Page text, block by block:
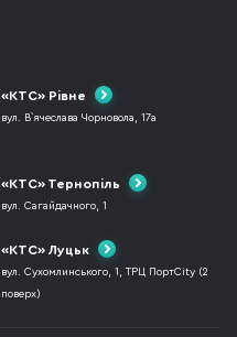
«КТС» Рівне
вул. В`ячеслава Чорновола, 17а
«КТС» Тернопіль
вул. Сагайдачного, 1
«КТС» Луцьк
вул. Сухомлинського, 1, ТРЦ ПортCity (2
поверх)